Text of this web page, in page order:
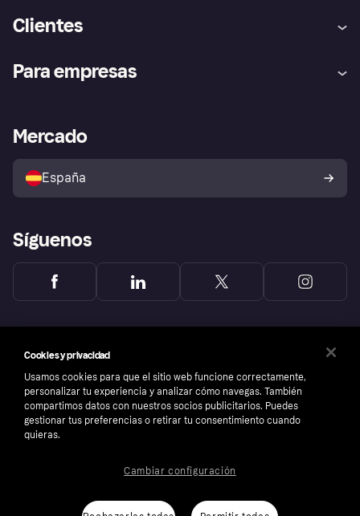
Clientes
Inicio de sesión
Directorio de tiendas
Política de protección al
comprador de Klarna
Reclamaciones
Para empresas
Acceso empresas
Mercado
España
Síguenos
Número de empresa: 556737-0431
Cookies y privacidad
Usamos cookies para que el sitio web funcione correctamente,
personalizar tu experiencia y analizar cómo navegas. También
compartimos datos con nuestros socios publicitarios. Puedes
gestionar tus preferencias o retirar tu consentimiento cuando
quieras.
Cambiar configuración